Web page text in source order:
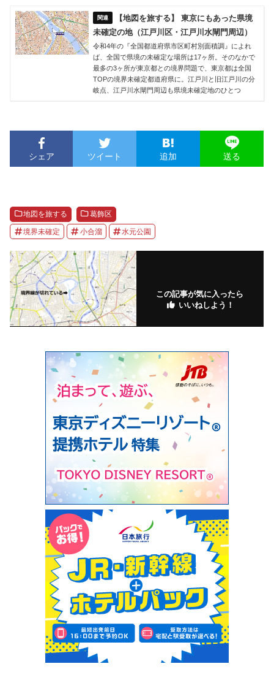
【地図を旅する】 東京にもあった県境
未確定の地（江戸川区・江戸川水閘門周辺）
令和4年の『全国都道府県市区町村別面積調』によれ
ば、全国で県境の未確定な場所は17ヶ所。そのなかで
最多の3ヶ所が東京都との境界問題で、東京都は全国
TOPの境界未確定都道府県に。江戸川と旧江戸川の分
岐点、江戸川水閘門周辺も県境未確定地のひとつ
シェア ツイート 追加 送る
地図を旅する 葛飾区
境界未確定 小合溜 水元公園
この記事が気に入ったら
いいねしよう！